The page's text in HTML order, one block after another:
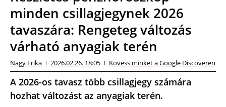
minden csillagjegynek 2026
tavaszára: Rengeteg változás
várható anyagiak terén
Nagy Erika 2026.02.26. 18:05 Kövess minket a Google Discoveren
A 2026-os tavasz több csillagjegy számára
hozhat változást az anyagiak terén.